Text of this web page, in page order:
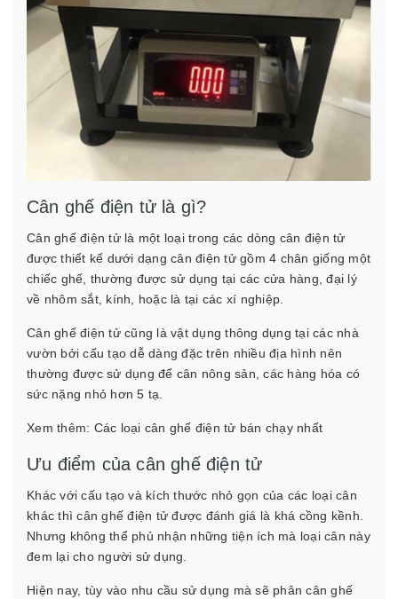
Cân ghế điện tử là gì?
Cân ghế điện tử là một loại trong các dòng cân điện tử
được thiết kế dưới dạng cân điện tử gồm 4 chân giống một
chiếc ghế, thường được sử dụng tại các cửa hàng, đại lý
về nhôm sắt, kính, hoặc là tại các xí nghiệp.
Cân ghế điện tử cũng là vật dụng thông dụng tại các nhà
vườn bởi cấu tạo dễ dàng đặc trên nhiều địa hình nên
thường được sử dụng để cân nông sản, các hàng hóa có
sức nặng nhỏ hơn 5 tạ.
Xem thêm: Các loại cân ghế điện tử bán chạy nhất
Ưu điểm của cân ghế điện tử
Khác với cấu tạo và kích thước nhỏ gọn của các loại cân
khác thì cân ghế điện tử được đánh giá là khá cồng kềnh.
Nhưng không thể phủ nhận những tiện ích mà loại cân này
đem lại cho người sử dụng.
Hiện nay, tùy vào nhu cầu sử dụng mà sẽ phân cân ghế